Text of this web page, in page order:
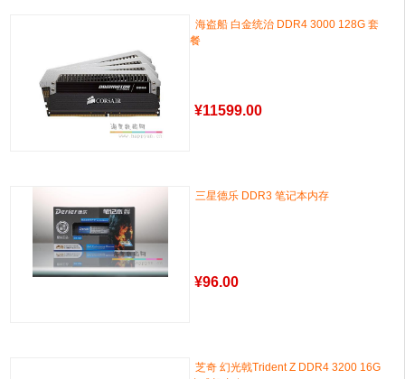
海盗船 白金统治 DDR4 3000 128G 套
餐
¥11599.00
三星德乐 DDR3 笔记本内存
¥96.00
芝奇 幻光戟Trident Z DDR4 3200 16G